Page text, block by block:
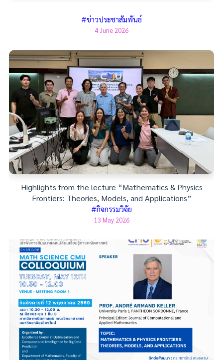
#ข่าวประชาสัมพันธ์
4 June 2026
Highlights from the lecture “Mathematics & Physics
Frontiers: Theories, Models, and Applications”
#กิจกรรมวิจัย
13 May 2026